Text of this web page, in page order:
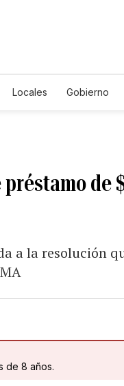
Locales Gobierno
préstamo
a la resolución
de 8 años.